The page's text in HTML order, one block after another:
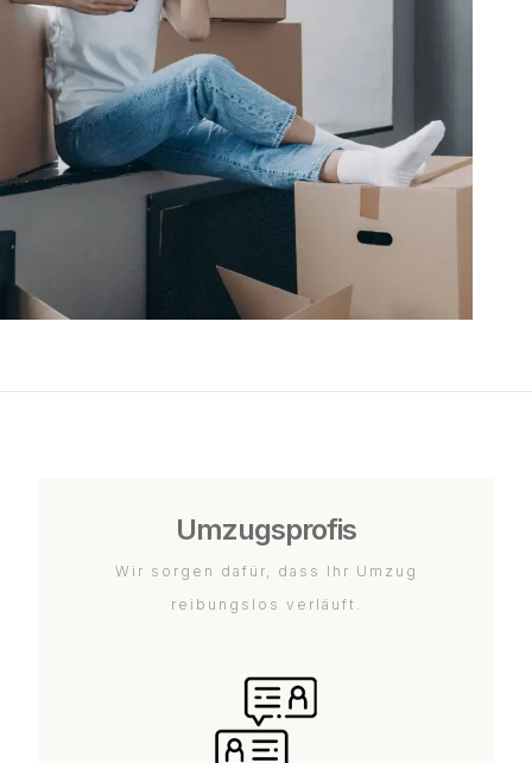
Umzugsprofis
Wir sorgen dafür, dass Ihr Umzug
reibungslos verläuft.